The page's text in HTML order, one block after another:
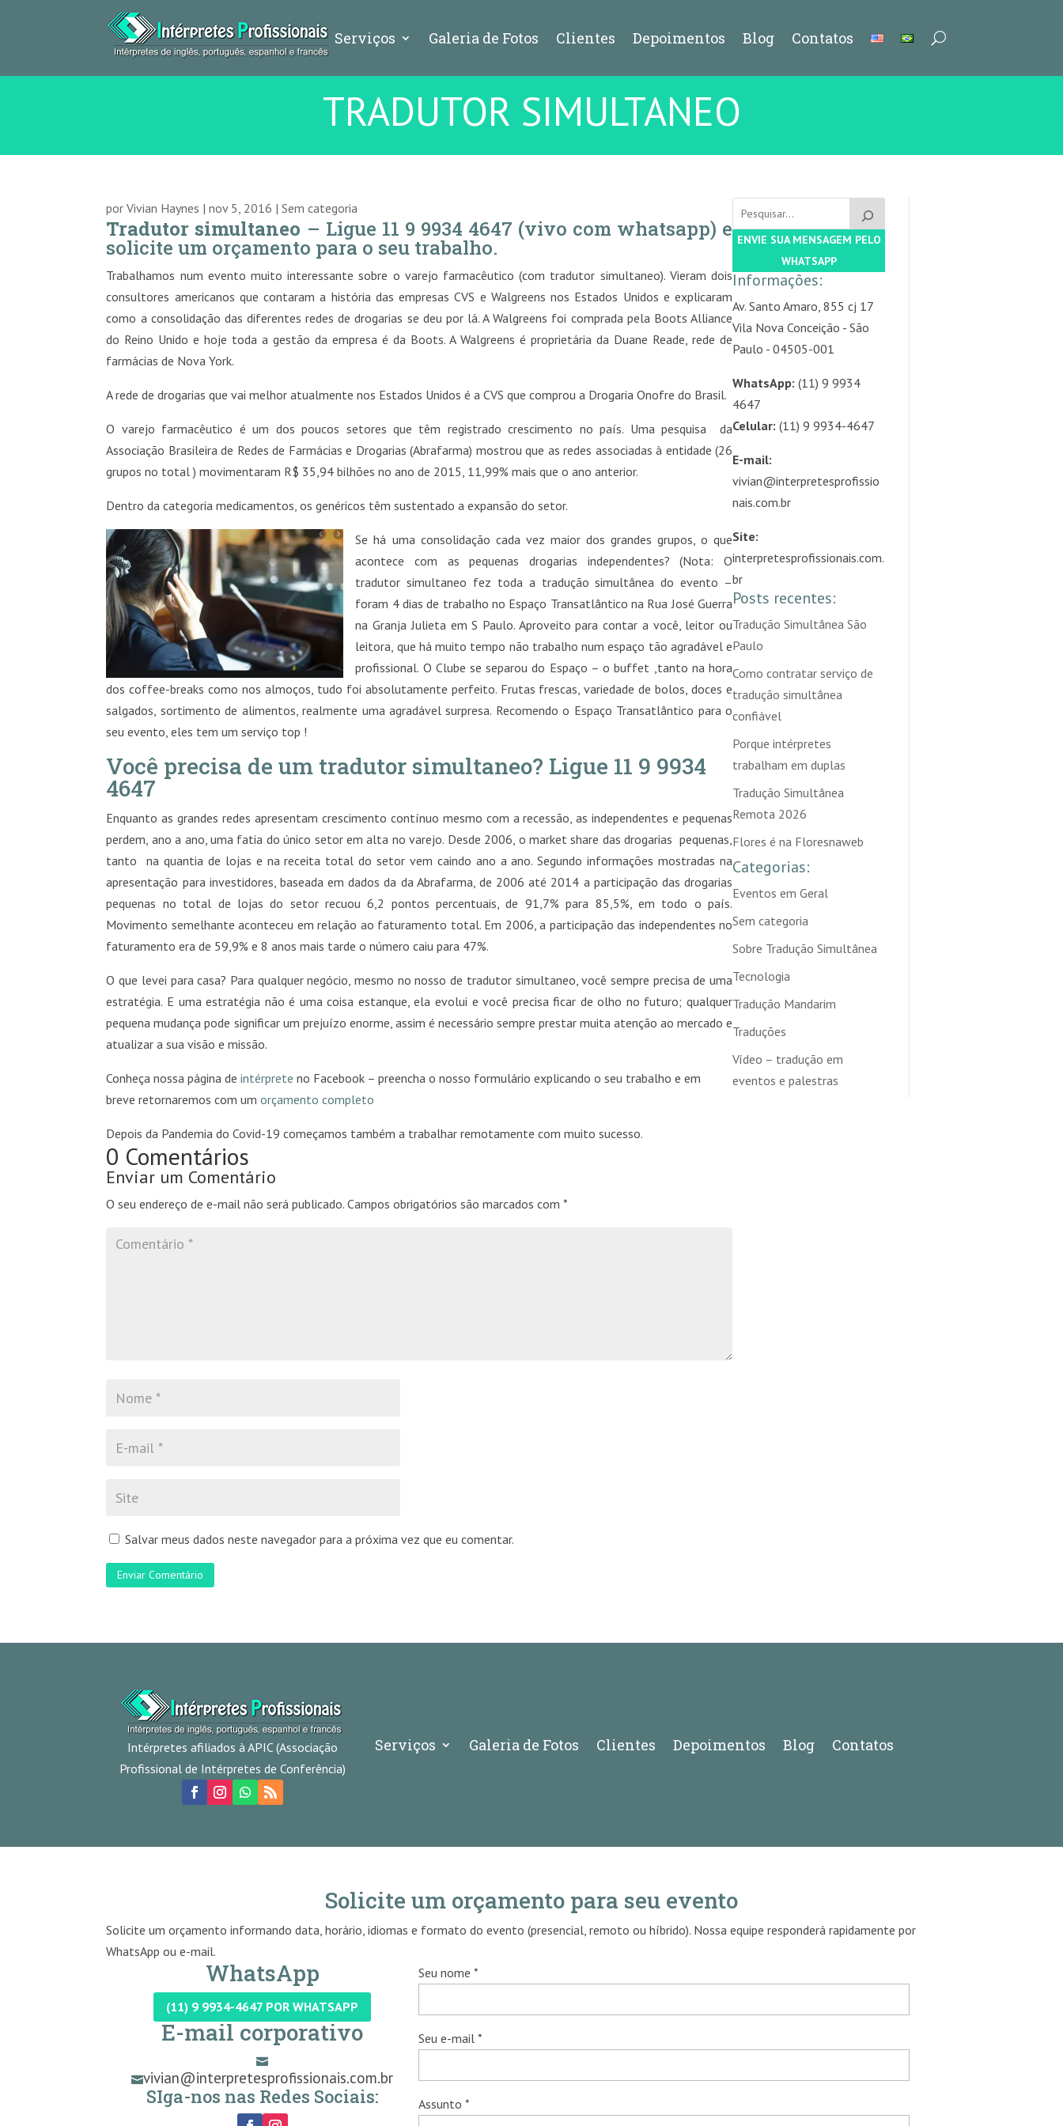
Serviços Galeria de Fotos Clientes Depoimentos Blog Contatos
TRADUTOR SIMULTANEO
porVivian Haynes |nov 5, 2016 |Sem categoria
Tradutor simultaneo – Ligue 11 9 9934 4647 (vivo com whatsapp) e
solicite um orçamento para o seu trabalho.
Trabalhamos num evento muito interessante sobre o varejo farmacêutico (com tradutor simultaneo). Vieram dois
consultores americanos que contaram a história das empresas CVS e Walgreens nos Estados Unidos e explicaram
como a consolidação das diferentes redes de drogarias se deu por lá. A Walgreens foi comprada pela Boots Alliance
do Reino Unido e hoje toda a gestão da empresa é da Boots. A Walgreens é proprietária da Duane Reade, rede de
farmácias de Nova York.
A rede de drogarias que vai melhor atualmente nos Estados Unidos é a CVS que comprou a Drogaria Onofre do Brasil.
O varejo farmacêutico é um dos poucos setores que têm registrado crescimento no país. Uma pesquisa da
Associação Brasileira de Redes de Farmácias e Drogarias (Abrafarma) mostrou que as redes associadas à entidade (26
grupos no total ) movimentaram R$ 35,94 bilhões no ano de 2015, 11,99% mais que o ano anterior.
Dentro da categoria medicamentos, os genéricos têm sustentado a expansão do setor.
Se há uma consolidação cada vez maior dos grandes grupos, o que
acontece com as pequenas drogarias independentes? (Nota: O
tradutor simultaneo fez toda a tradução simultânea do evento –
foram 4 dias de trabalho no Espaço Transatlântico na Rua José Guerra
na Granja Julieta em S Paulo. Aproveito para contar a você, leitor ou
leitora, que há muito tempo não trabalho num espaço tão agradável e
profissional. O Clube se separou do Espaço – o buffet ,tanto na hora
dos coffee-breaks como nos almoços, tudo foi absolutamente perfeito. Frutas frescas, variedade de bolos, doces e
salgados, sortimento de alimentos, realmente uma agradável surpresa. Recomendo o Espaço Transatlântico para o
seu evento, eles tem um serviço top !
Você precisa de um tradutor simultaneo? Ligue 11 9 9934
4647
Enquanto as grandes redes apresentam crescimento contínuo mesmo com a recessão, as independentes e pequenas
perdem, ano a ano, uma fatia do único setor em alta no varejo. Desde 2006, o market share das drogarias pequenas,
tanto na quantia de lojas e na receita total do setor vem caindo ano a ano. Segundo informações mostradas na
apresentação para investidores, baseada em dados da da Abrafarma, de 2006 até 2014 a participação das drogarias
pequenas no total de lojas do setor recuou 6,2 pontos percentuais, de 91,7% para 85,5%, em todo o país.
Movimento semelhante aconteceu em relação ao faturamento total. Em 2006, a participação das independentes no
faturamento era de 59,9% e 8 anos mais tarde o número caiu para 47%.
O que levei para casa? Para qualquer negócio, mesmo no nosso de tradutor simultaneo, você sempre precisa de uma
estratégia. E uma estratégia não é uma coisa estanque, ela evolui e você precisa ficar de olho no futuro; qualquer
pequena mudança pode significar um prejuízo enorme, assim é necessário sempre prestar muita atenção ao mercado e
atualizar a sua visão e missão.
Conheça nossa página deintérprete no Facebook – preencha o nosso formulário explicando o seu trabalho e em
breve retornaremos com umorçamento completo
Depois da Pandemia do Covid-19 começamos também a trabalhar remotamente com muito sucesso.
0 Comentários
Enviar um Comentário
O seu endereço de e-mail não será publicado. Campos obrigatórios são marcados com*
Salvar meus dados neste navegador para a próxima vez que eu comentar.
Enviar Comentário
ENVIE SUA MENSAGEM PELO
WHATSAPP
Informações:
Av. Santo Amaro, 855 cj 17
Vila Nova Conceição - São
Paulo - 04505-001
WhatsApp: (11) 9 9934
4647
Celular: (11) 9 9934-4647
E-mail:
vivian@interpretesprofissio
nais.com.br
Site:
interpretesprofissionais.com.
br
Posts recentes:
Tradução Simultânea São
Paulo
Como contratar serviço de
tradução simultânea
confiável
Porque intérpretes
trabalham em duplas
Tradução Simultânea
Remota 2026
Flores é na Floresnaweb
Categorias:
Eventos em Geral
Sem categoria
Sobre Tradução Simultânea
Tecnologia
Tradução Mandarim
Traduções
Vídeo – tradução em
eventos e palestras
Intérpretes afiliados à APIC (Associação
Profissional de Intérpretes de Conferência)
Serviços Galeria de Fotos Clientes Depoimentos Blog Contatos
Solicite um orçamento para seu evento
Solicite um orçamento informando data, horário, idiomas e formato do evento (presencial, remoto ou híbrido). Nossa equipe responderá rapidamente por
WhatsApp ou e-mail.
WhatsApp
(11) 9 9934-4647 POR WHATSAPP
E-mail corporativo

vivian@interpretesprofissionais.com.br
SIga-nos nas Redes Sociais:
Seu nome *
Seu e-mail *
Assunto *